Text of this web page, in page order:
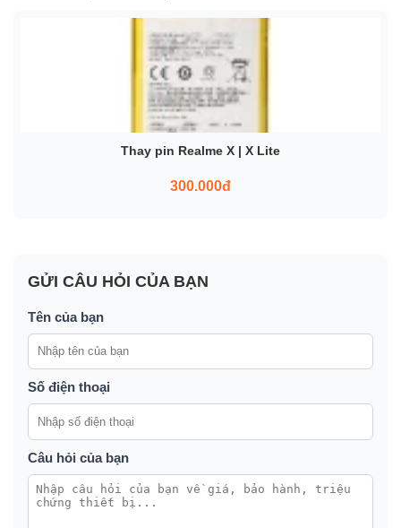
Thay pin Realme X | X Lite
300.000đ
GỬI CÂU HỎI CỦA BẠN
Tên của bạn
Số điện thoại
Câu hỏi của bạn